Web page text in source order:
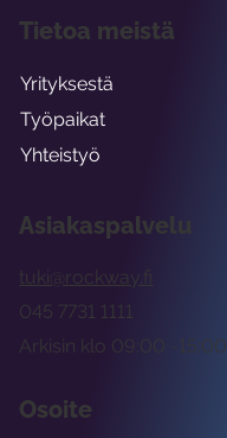
Asiakaspalvelu
tuki@rockway.fi
Arkisin klo 09:00 -15:00
045 7731 1111
Osoite
Tietoa meistä
Yrityksestä
Työpaikat
Yhteistyö